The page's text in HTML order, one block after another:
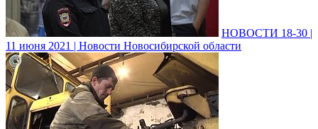
НОВОСТИ 18-30 |
11 июня 2021 | Новости Новосибирской области